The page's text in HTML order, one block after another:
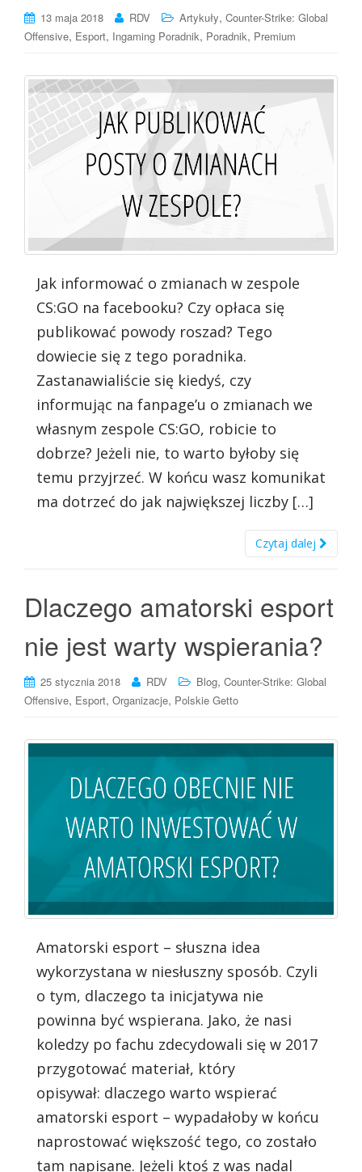
13 maja 2018 RDV Artykuły, Counter-Strike: Global
Offensive, Esport, Ingaming Poradnik, Poradnik, Premium
Jak informować o zmianach w zespole
CS:GO na facebooku? Czy opłaca się
publikować powody roszad? Tego
dowiecie się z tego poradnika.
Zastanawialiście się kiedyś, czy
informując na fanpage’u o zmianach we
własnym zespole CS:GO, robicie to
dobrze? Jeżeli nie, to warto byłoby się
temu przyjrzeć. W końcu wasz komunikat
ma dotrzeć do jak największej liczby […]
Czytaj dalej
Dlaczego amatorski esport
nie jest warty wspierania?
25 stycznia 2018 RDV Blog, Counter-Strike: Global
Offensive, Esport, Organizacje, Polskie Getto
Amatorski esport – słuszna idea
wykorzystana w niesłuszny sposób. Czyli
o tym, dlaczego ta inicjatywa nie
powinna być wspierana. Jako, że nasi
koledzy po fachu zdecydowali się w 2017
przygotować materiał, który
opisywał: dlaczego warto wspierać
amatorski esport – wypadałoby w końcu
naprostować większość tego, co zostało
tam napisane. Jeżeli ktoś z was nadal